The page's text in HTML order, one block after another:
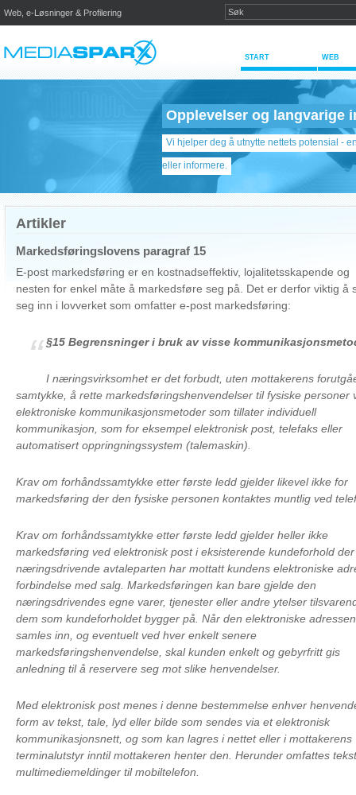
Web, e-Løsninger & Profilering
START WEB
Opplevelser og langvarige
Vi hjelper deg å utnytte nettets potensial -
eller informere.
Artikler
Markedsføringslovens paragraf 15
E-post markedsføring er en kostnadseffektiv, lojalitetsskapende og
nesten for enkel måte å markedsføre seg på. Det er derfor viktig å
seg inn i lovverket som omfatter e-post markedsføring:
“ §15 Begrensninger i bruk av visse
I næringsvirksomhet er det forbudt, uten mottakerens
samtykke, å rette markedsføringshenvendelser til fysiske personer
elektroniske kommunikasjonsmetoder som tillater individuell
kommunikasjon, som for eksempel elektronisk post, telefaks eller
automatisert oppringningssystem (talemaskin).
Krav om forhåndssamtykke etter første ledd gjelder likevel ikke for
markedsføring der den fysiske personen kontaktes muntlig ved
Krav om forhåndssamtykke etter første ledd gjelder heller ikke
markedsføring ved elektronisk post i eksisterende kundeforhold
næringsdrivende avtaleparten har mottatt kundens elektroniske
forbindelse med salg. Markedsføringen kan bare gjelde den
næringsdrivendes egne varer, tjenester eller andre ytelser
dem som kundeforholdet bygger på. Når den elektroniske adressen
samles inn, og eventuelt ved hver enkelt senere
markedsføringshenvendelse, skal kunden enkelt og gebyrfritt gis
anledning til å reservere seg mot slike henvendelser.
Med elektronisk post menes i denne bestemmelse enhver
form av tekst, tale, lyd eller bilde som sendes via et elektronisk
kommunikasjonsnett, og som kan lagres i nettet eller i mottakerens
terminalutstyr inntil mottakeren henter den. Herunder omfattes
multimediemeldinger til mobiltelefon.